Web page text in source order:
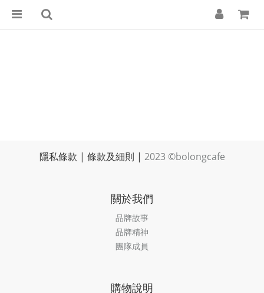
隱私條款 | 條款及細則 | 2023 ©bolongcafe
關於我們
品牌故事
品牌精神
團隊成員
購物說明